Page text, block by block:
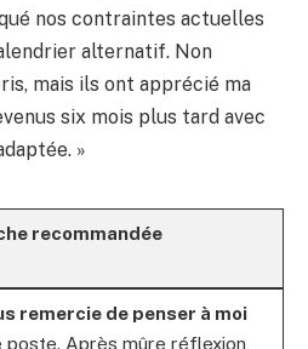
nos contraintes actuelles
alternatif. Non
mais ils ont apprécié ma
six mois plus tard avec
»
recommandée
remercie de penser à moi
poste. Après mûre réflexion,